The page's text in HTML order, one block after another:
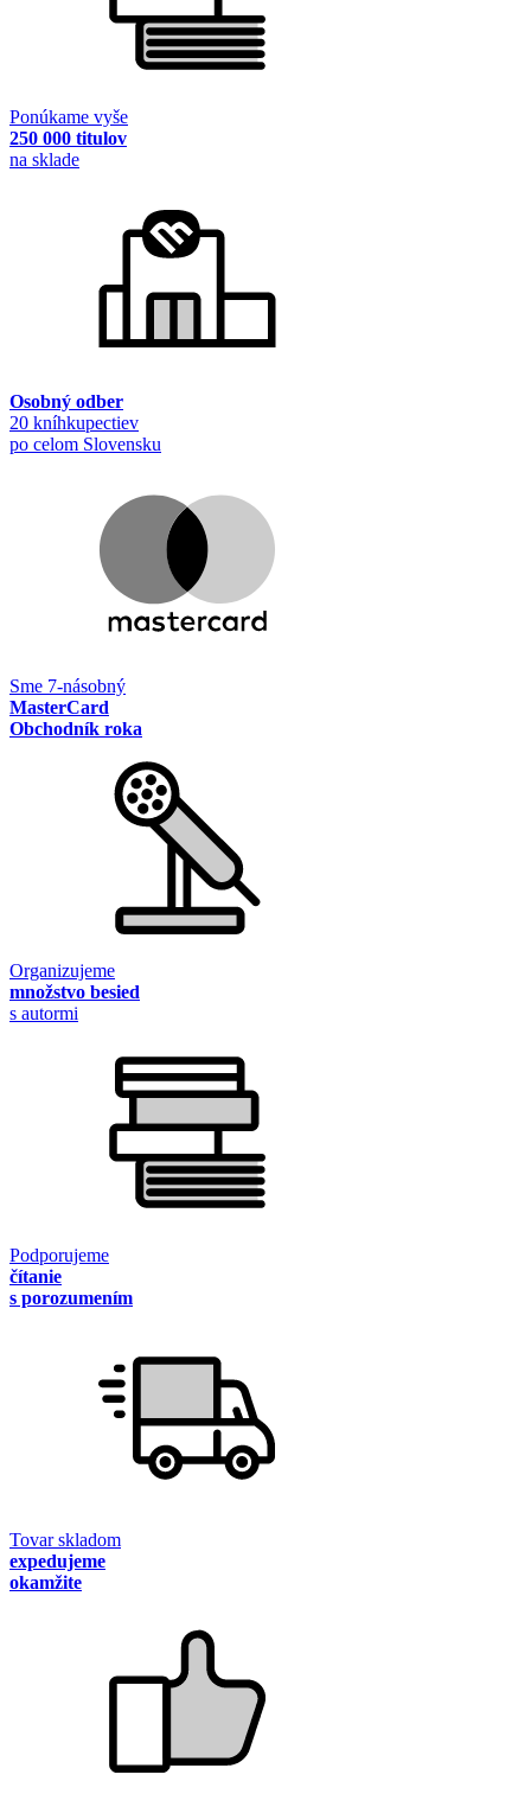
Ponúkame vyše
250 000 titulov
na sklade
Osobný odber
20 kníhkupectiev
po celom Slovensku
Sme 7-násobný
MasterCard
Obchodník roka
Organizujeme
množstvo besied
s autormi
Podporujeme
čítanie
s porozumením
Tovar skladom
expedujeme
okamžite